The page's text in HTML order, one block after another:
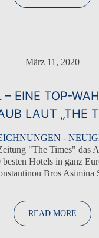
März 11, 2020
EINE TOP-
LAUT „THE
-
"The Times" das
Hotels in ganz
Bros Asimina
READ MORE